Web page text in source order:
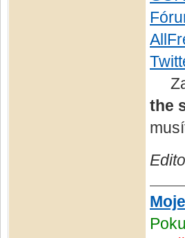
the